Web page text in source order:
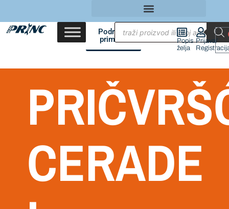
Područja
primene
Popis
želja
Prijava/
CERADE